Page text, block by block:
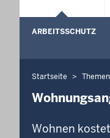
ARBEITSSCHUTZ
Sie
befinden
hier
Startseite Themen
Wohnen